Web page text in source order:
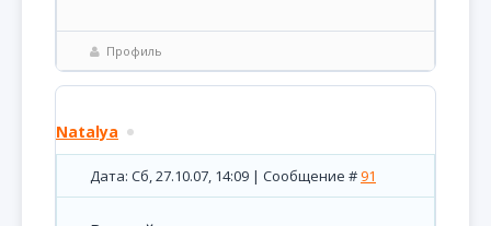
Профиль
Natalya
Дата: Сб, 27.10.07, 14:09 | Сообщение #91